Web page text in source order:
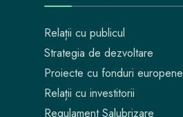
Relații cu publicul
Strategia de dezvoltare
Proiecte cu fonduri europene
Relații cu investitorii
Regulament Salubrizare